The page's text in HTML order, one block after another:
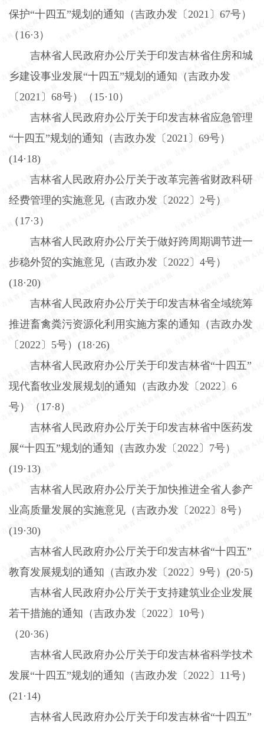
保护“十四五”规划的通知（吉政办发〔2021 〕 67号）
（ 16·3）
吉林省人民政府办公厅关于印发吉林省住房和城
乡建设事业发展“十四五”规划的通知（吉政办发
〔2021 〕 68号）（ 15·10）
吉林省人民政府办公厅关于印发吉林省应急管理
“十四五”规划的通知（吉政办发〔2021 〕 69号）
(14·18)
吉林省人民政府办公厅关于改革完善省财政科研
经费管理的实施意见（吉政办发〔2022〕 2号）
（ 17·3）
吉林省人民政府办公厅关于做好跨周期调节进一
步稳外贸的实施意见（吉政办发〔2022〕 4号）
(18·20)
吉林省人民政府办公厅关于印发吉林省全域统筹
推进畜禽粪污资源化利用实施方案的通知（吉政办发
〔2022〕 5号） (18·26)
吉林省人民政府办公厅关于印发吉林省“十四五”
现代畜牧业发展规划的通知（吉政办发〔2022〕 6
号）（ 17·8）
吉林省人民政府办公厅关于印发吉林省中医药发
展“十四五”规划的通知（吉政办发〔2022〕 7号）
(19·13)
吉林省人民政府办公厅关于加快推进全省人参产
业高质量发展的实施意见（吉政办发〔2022〕 8号）
(19·30)
吉林省人民政府办公厅关于印发吉林省“十四五”
教育发展规划的通知（吉政办发〔2022〕 9号） (20·5)
吉林省人民政府办公厅关于支持建筑业企业发展
若干措施的通知（吉政办发〔2022〕 10号）
（ 20·36）
吉林省人民政府办公厅关于印发吉林省科学技术
发展“十四五”规划的通知（吉政办发〔2022〕 11号）
(21 ·14)
吉林省人民政府办公厅关于印发吉林省“十四五”